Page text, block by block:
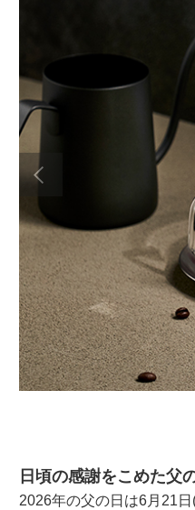
日頃の感謝をこめた父
2026年の父の日は6月21日(